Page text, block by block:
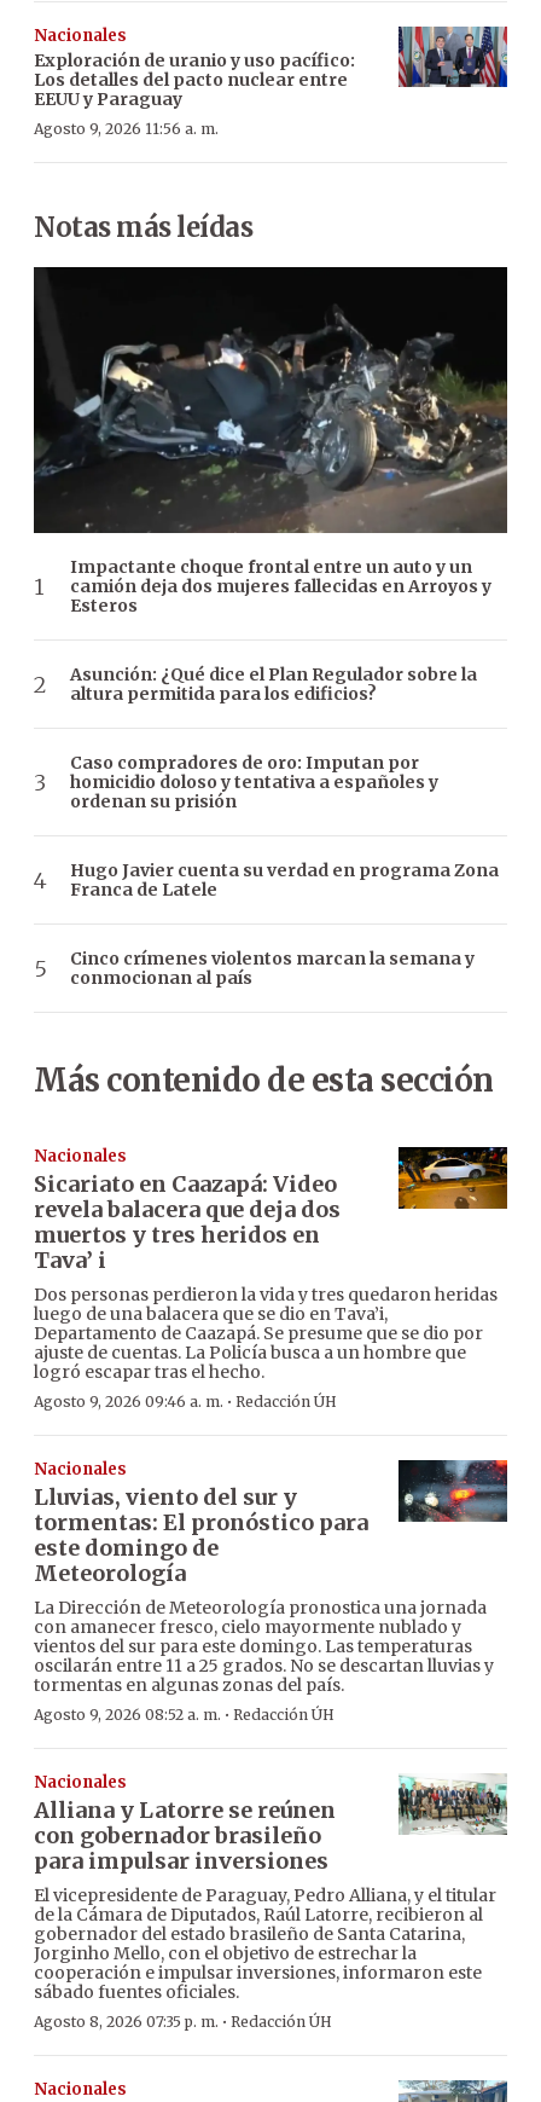
Nacionales
Exploración de uranio y uso pacífico:
Los detalles del pacto nuclear entre
EEUU y Paraguay
Agosto 9, 2026 11:56 a. m.
Notas más leídas
Impactante choque frontal entre un auto y un
camión deja dos mujeres fallecidas en Arroyos y
Esteros
Asunción: ¿Qué dice el Plan Regulador sobre la
altura permitida para los edificios?
Caso compradores de oro: Imputan por
homicidio doloso y tentativa a españoles y
ordenan su prisión
Hugo Javier cuenta su verdad en programa Zona
Franca de Latele
Cinco crímenes violentos marcan la semana y
conmocionan al país
Más contenido de esta sección
Nacionales
Sicariato en Caazapá: Video
revela balacera que deja dos
muertos y tres heridos en
Tava’ i
Dos personas perdieron la vida y tres quedaron heridas
luego de una balacera que se dio en Tava’i,
Departamento de Caazapá. Se presume que se dio por
ajuste de cuentas. La Policía busca a un hombre que
logró escapar tras el hecho.
Agosto 9, 2026 09:46 a. m. · Redacción ÚH
Nacionales
Lluvias, viento del sur y
tormentas: El pronóstico para
este domingo de
Meteorología
La Dirección de Meteorología pronostica una jornada
con amanecer fresco, cielo mayormente nublado y
vientos del sur para este domingo. Las temperaturas
oscilarán entre 11 a 25 grados. No se descartan lluvias y
tormentas en algunas zonas del país.
Agosto 9, 2026 08:52 a. m. · Redacción ÚH
Nacionales
Alliana y Latorre se reúnen
con gobernador brasileño
para impulsar inversiones
El vicepresidente de Paraguay, Pedro Alliana, y el titular
de la Cámara de Diputados, Raúl Latorre, recibieron al
gobernador del estado brasileño de Santa Catarina,
Jorginho Mello, con el objetivo de estrechar la
cooperación e impulsar inversiones, informaron este
sábado fuentes oficiales.
Agosto 8, 2026 07:35 p. m. · Redacción ÚH
Nacionales